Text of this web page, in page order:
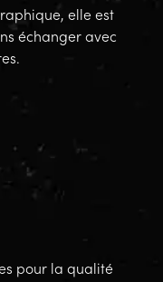
elle est
échanger avec
pour la qualité